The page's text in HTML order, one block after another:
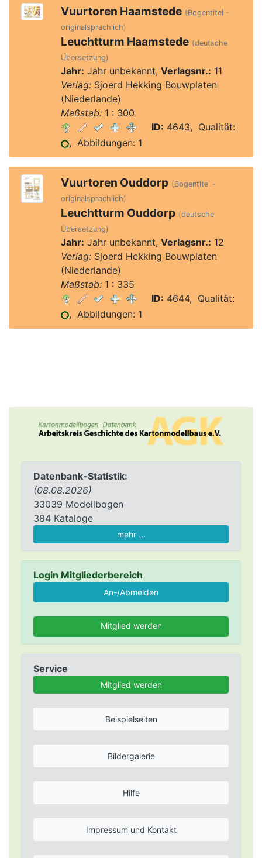
Datenbank-Statistik:
(08.08.2026)
33039 Modellbogen
384 Kataloge
mehr ...
Login Mitgliederbereich
Mitglied werden
Service
Mitglied werden
Beispielseiten
Bildergalerie
Hilfe
Impressum und Kontakt
Vuurtoren Haamstede (Bogentitel -
originalsprachlich)
Leuchtturm Haamstede (deutsche
Übersetzung)
Jahr: Jahr unbekannt, Verlagsnr.: 11
Verlag:Sjoerd Hekking Bouwplaten
(Niederlande)
Maßstab:1 : 300
ID: 4643, Qualität:
, Abbildungen: 1
Vuurtoren Ouddorp (Bogentitel -
originalsprachlich)
Leuchtturm Ouddorp (deutsche
Übersetzung)
Jahr: Jahr unbekannt, Verlagsnr.: 12
Verlag:Sjoerd Hekking Bouwplaten
(Niederlande)
Maßstab:1 : 335
ID: 4644, Qualität:
, Abbildungen: 1